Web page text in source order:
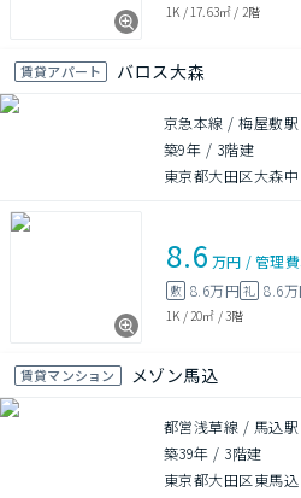
1K / 17.63㎡ / 2階
賃貸アパート バロス大森
京急本線 / 梅屋敷
築9年 / 3階建
東京都大田区大森
8.6 万円 /管理費
敷 8.6万円礼 8.6
1K / 20㎡ /3階
賃貸マンション メゾン馬込
都営浅草線 / 馬込
築39年 / 3階建
東京都大田区東馬込